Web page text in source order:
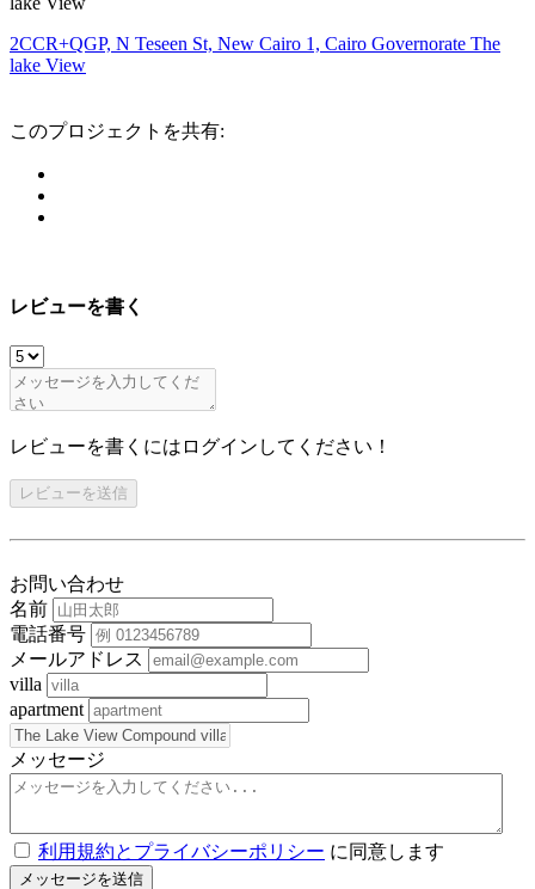
2CCR+QGP, N Teseen St, New Cairo 1, Cairo Governorate The
lake View
このプロジェクトを共有:
レビューを書く
レビューを書くにはログインしてください！
レビューを送信
お問い合わせ
名前
電話番号
メールアドレス
villa
apartment
メッセージ
利用規約とプライバシーポリシー に同意します
メッセージを送信